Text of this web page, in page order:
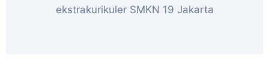
ekstrakurikuler SMKN 19 Jakarta